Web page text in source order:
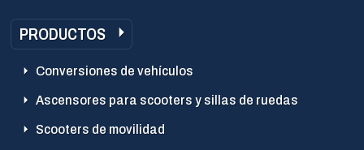
PRODUCTOS
Conversiones de vehículos
Ascensores para scooters y sillas de ruedas
Scooters de movilidad